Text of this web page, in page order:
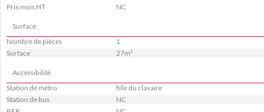
Prix mois HT
NC
Surface
Nombre de pièces
1
Surface
27m²
Accessibilité
Station de métro
fille du clavaire
Station de bus
NC